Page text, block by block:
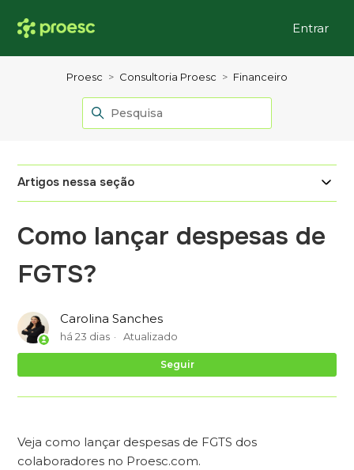
Entrar
Proesc Consultoria Proesc Financeiro
Artigos nessa seção
Como lançar despesas de
FGTS?
Carolina Sanches
há 23 dias Atualizado
Seguir
Veja como lançar despesas de FGTS dos
colaboradores no Proesc.com.